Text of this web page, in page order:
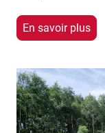
En savoir plus